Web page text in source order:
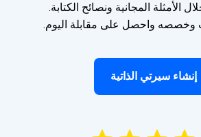
الأمثلة المجانية ونصائح الكتابة.
وخصصه واحصل على مقابلة اليوم.
إنشاء سيرتي الذاتية